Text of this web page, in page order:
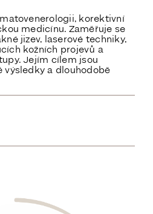
korektivní
medicínu. Zaměřuje se
jizev, laserové techniky,
kožních projevů a
Jejím cílem jsou
výsledky a dlouhodobě